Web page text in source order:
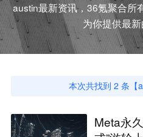
austin最新资讯，36氪聚合所
为你提供最
本次共找到 2 条【
Meta永